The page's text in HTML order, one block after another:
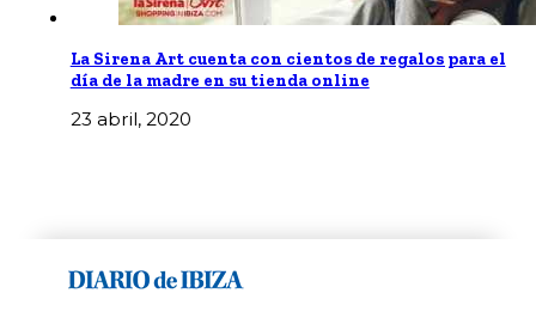
La Sirena Art cuenta con cientos de regalos para el
día de la madre en su tienda online
23 abril, 2020